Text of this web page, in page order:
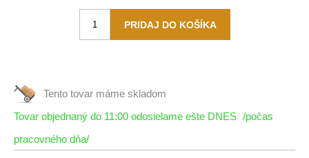
Tento tovar máme skladom
Tovar objednaný do 11:00 odosielame ešte DNES /počas
pracovného dňa/